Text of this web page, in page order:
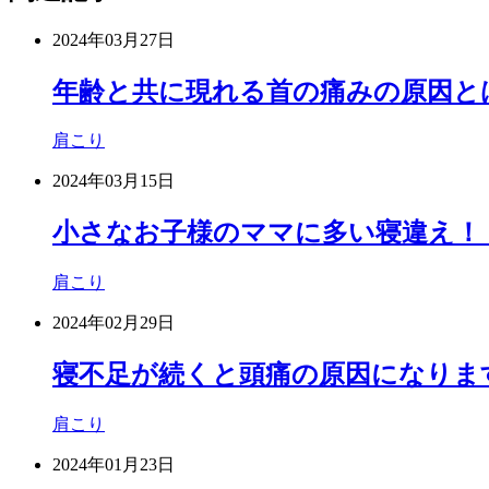
2024年03月27日
年齢と共に現れる首の痛みの原因と
肩こり
2024年03月15日
小さなお子様のママに多い寝違え！
肩こり
2024年02月29日
寝不足が続くと頭痛の原因になりま
肩こり
2024年01月23日